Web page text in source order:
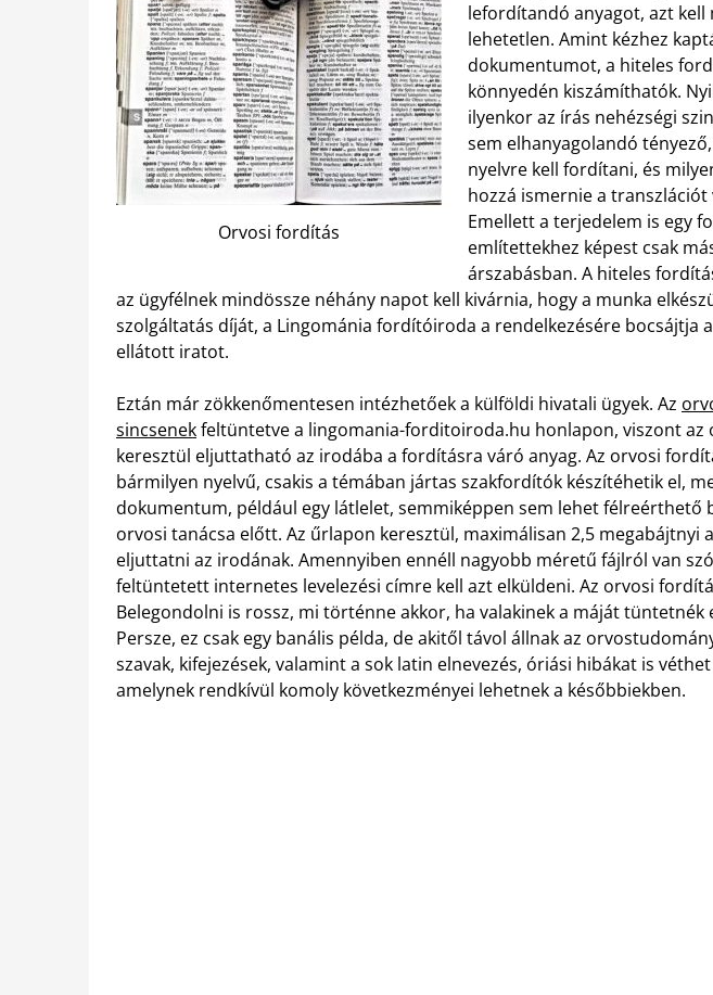
Orvosi fordítás
lefordítandó anyagot, azt kell
lehetetlen. Amint kézhez
dokumentumot, a hiteles
könnyedén kiszámíthatók.
ilyenkor az írás nehézségi
sem elhanyagolandó
nyelvre kell fordítani, és
hozzá ismernie a transzlációt
Emellett a terjedelem is egy
említettekhez képest csak
árszabásban. A hiteles
az ügyfélnek mindössze néhány napot kell kivárnia, hogy a munka
szolgáltatás díját, a Lingománia fordítóiroda a rendelkezésére bocsájtja
ellátott iratot.
Eztán már zökkenőmentesen intézhetőek a külföldi hivatali ügyek. Az
sincsenekfeltüntetve a lingomania-forditoiroda.hu honlapon, viszont az
keresztül eljuttatható az irodába a fordításra váró anyag. Az orvosi
bármilyen nyelvű, csakis a témában jártas szakfordítók készítéhetik el,
dokumentum, például egy látlelet, semmiképpen sem lehet félreérthető
orvosi tanácsa előtt. Az űrlapon keresztül, maximálisan 2,5 megabájtnyi
eljuttatni az irodának. Amennyiben ennéll nagyobb méretű fájlról van
feltüntetett internetes levelezési címre kell azt elküldeni. Az orvosi
Belegondolni is rossz, mi történne akkor, ha valakinek a máját tüntetnék
Persze, ez csak egy banális példa, de akitől távol állnak az
szavak, kifejezések, valamint a sok latin elnevezés, óriási hibákat is
amelynek rendkívül komoly következményei lehetnek a későbbiekben.